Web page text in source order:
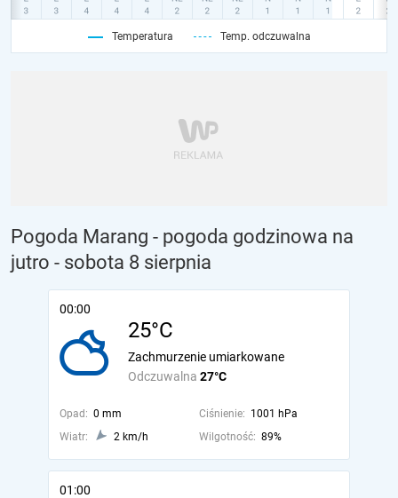
Temperatura Temp. odczuwalna
Pogoda Marang - pogoda godzinowa na
jutro - sobota 8 sierpnia
00:00
25°C
Odczuwalna 27°C
Zachmurzenie umiarkowane
Opad: 0 mm Ciśnienie: 1001 hPa
Wiatr:
2 km/h Wilgotność: 89%
01:00